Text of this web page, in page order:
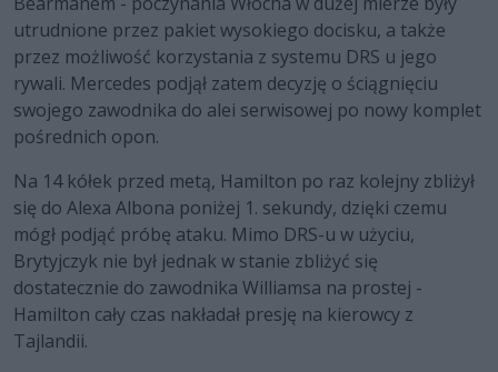
utrudnione przez pakiet wysokiego docisku, a także
przez możliwość korzystania z systemu DRS u jego
rywali. Mercedes podjął zatem decyzję o ściągnięciu
swojego zawodnika do alei serwisowej po nowy komplet
pośrednich opon.
Na 14 kółek przed metą, Hamilton po raz kolejny zbliżył
się do Alexa Albona poniżej 1. sekundy, dzięki czemu
mógł podjąć próbę ataku. Mimo DRS-u w użyciu,
Brytyjczyk nie był jednak w stanie zbliżyć się
dostatecznie do zawodnika Williamsa na prostej -
Hamilton cały czas nakładał presję na kierowcy z
Tajlandii.